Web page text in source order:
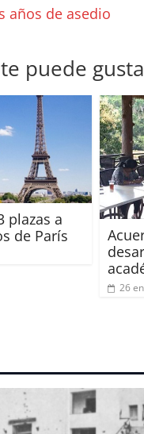
años de asedio
puede
plazas a
de París
26